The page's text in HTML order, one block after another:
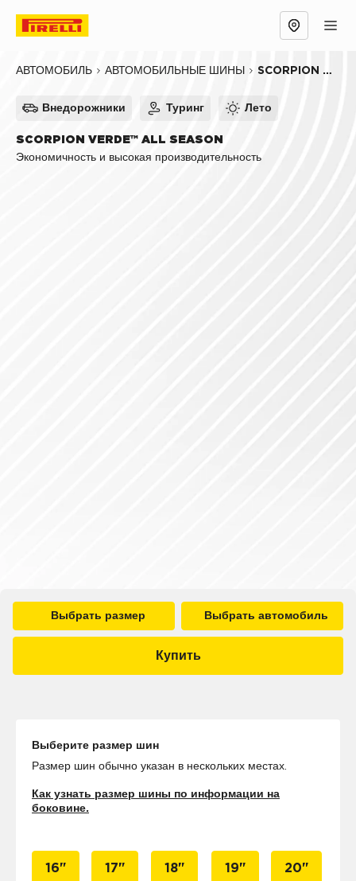
АВТОМОБИЛЬ АВТОМОБИЛЬНЫЕ ШИНЫ SCORPION VERDE™ ALL SEASON
Внедорожники Туринг Лето
SCORPION VERDE™ ALL SEASON
Экономичность и высокая производительность
Выбрать размер Выбрать автомобиль
Купить
Выберите размер шин
Размер шин обычно указан в нескольких местах.
Как узнать размер шины по информации на
боковине.
16" 17" 18" 19" 20"